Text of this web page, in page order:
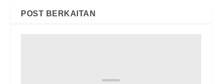
POST BERKAITAN